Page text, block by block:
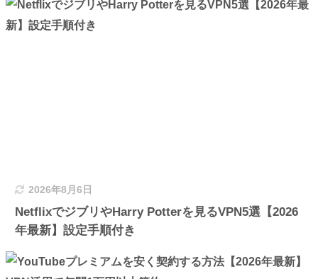
2026年8月6日
NetflixでジブリやHarry Potterを見るVPN5選【2026
年最新】設定手順付き